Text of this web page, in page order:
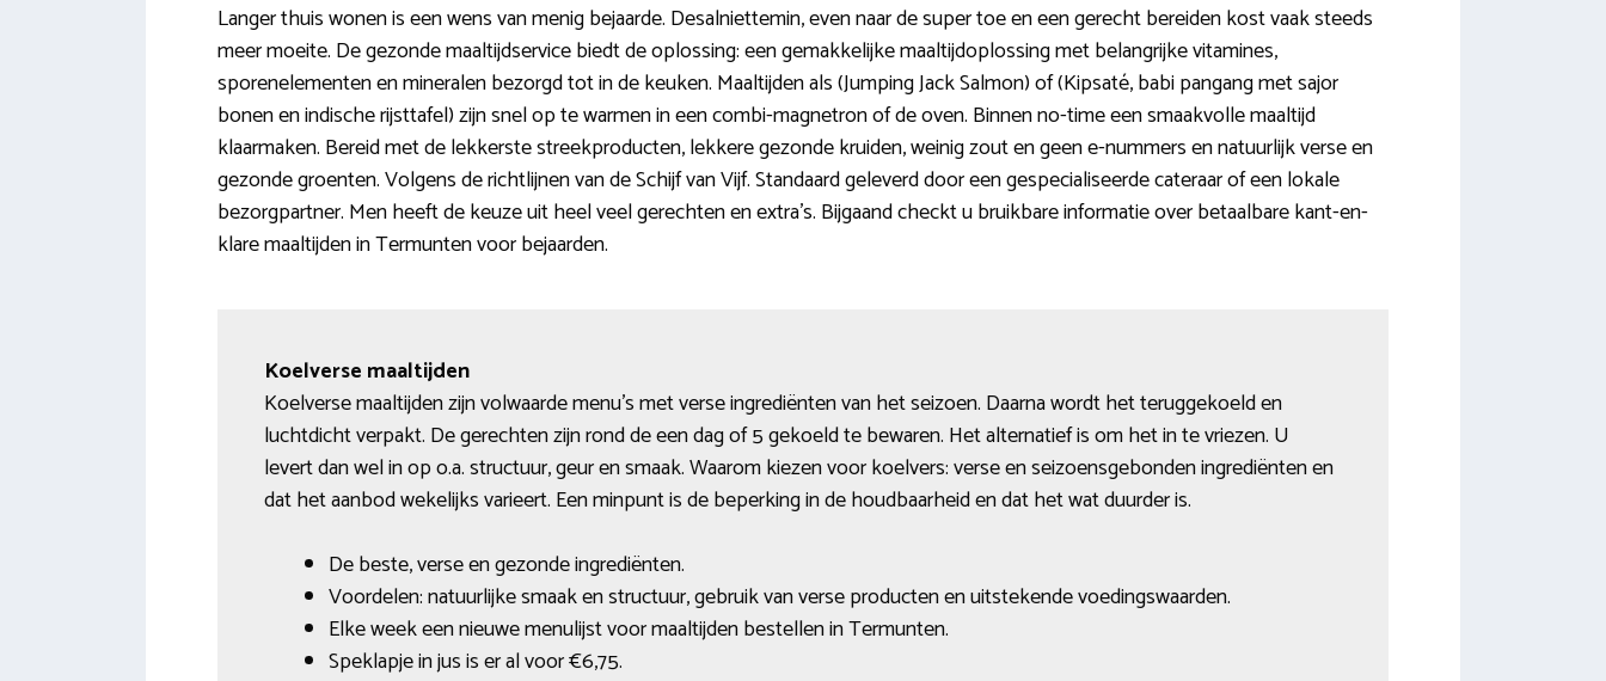
Langer thuis wonen is een wens van menig bejaarde. Desalniettemin, even naar de super toe en een gerecht bereiden kost vaak steeds
meer moeite. De gezonde maaltijdservice biedt de oplossing: een gemakkelijke maaltijdoplossing met belangrijke vitamines,
sporenelementen en mineralen bezorgd tot in de keuken. Maaltijden als (Jumping Jack Salmon) of (Kipsaté, babi pangang met sajor
bonen en indische rijsttafel) zijn snel op te warmen in een combi-magnetron of de oven. Binnen no-time een smaakvolle maaltijd
klaarmaken. Bereid met de lekkerste streekproducten, lekkere gezonde kruiden, weinig zout en geen e-nummers en natuurlijk verse en
gezonde groenten. Volgens de richtlijnen van de Schijf van Vijf. Standaard geleverd door een gespecialiseerde cateraar of een lokale
bezorgpartner. Men heeft de keuze uit heel veel gerechten en extra’s. Bijgaand checkt u bruikbare informatie over betaalbare kant-en-
klare maaltijden in Termunten voor bejaarden.
Koelverse maaltijden
Koelverse maaltijden zijn volwaarde menu’s met verse ingrediënten van het seizoen. Daarna wordt het teruggekoeld en
luchtdicht verpakt. De gerechten zijn rond de een dag of 5 gekoeld te bewaren. Het alternatief is om het in te vriezen. U
levert dan wel in op o.a. structuur, geur en smaak. Waarom kiezen voor koelvers: verse en seizoensgebonden ingrediënten en
dat het aanbod wekelijks varieert. Een minpunt is de beperking in de houdbaarheid en dat het wat duurder is.
De beste, verse en gezonde ingrediënten.
Voordelen: natuurlijke smaak en structuur, gebruik van verse producten en uitstekende voedingswaarden.
Elke week een nieuwe menulijst voor maaltijden bestellen in Termunten.
Speklapje in jus is er al voor €6,75.